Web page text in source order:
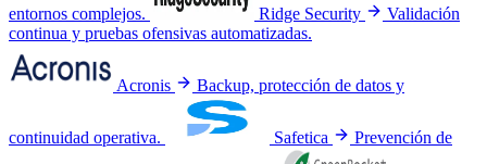
entornos complejos. Ridge Security
Validación
continua y pruebas ofensivas automatizadas.
Acronis Backup, protección de datos y
continuidad operativa. Safetica Prevención de